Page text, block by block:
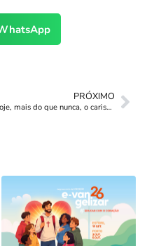
PRÓXIMO
“Hoje, mais do que nunca, o carisma salesiano é necessário à Europa”